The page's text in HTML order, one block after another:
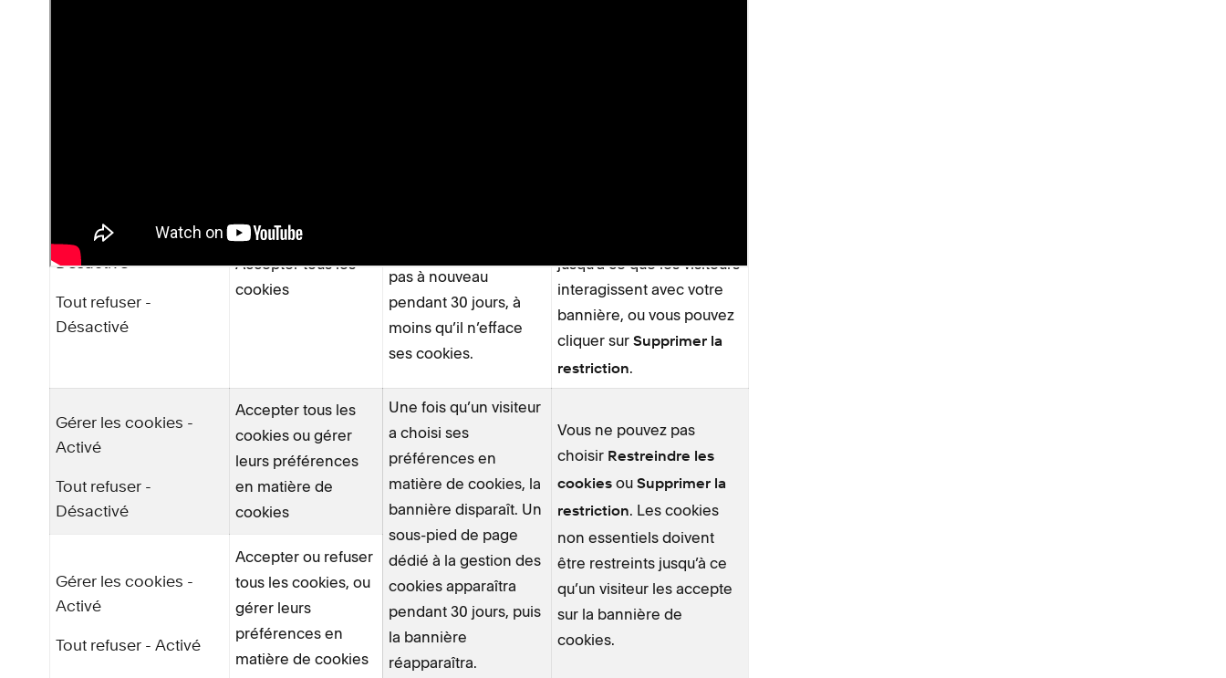
Gérer les cookies -
Désactivé
Tout refuser -
Désactivé
Accepter tous les
cookies
pas à nouveau
pendant 30 jours, à
moins qu’il n’efface
ses cookies.
jusqu’à ce que les visiteurs
interagissent avec votre
bannière, ou vous pouvez
cliquer surSupprimer la
restriction.
Gérer les cookies -
Activé
Tout refuser -
Désactivé
Accepter tous les
cookies ou gérer
leurs préférences
en matière de
cookies
Une fois qu’un visiteur
a choisi ses
préférences en
matière de cookies, la
bannière disparaît. Un
sous-pied de page
dédié à la gestion des
cookies apparaîtra
pendant 30 jours, puis
la bannière
réapparaîtra.
Vous ne pouvez pas
choisir Restreindre les
cookies ouSupprimer la
restriction. Les cookies
non essentiels doivent
être restreints jusqu’à ce
qu’un visiteur les accepte
sur la bannière de
cookies.
Gérer les cookies -
Activé
Tout refuser - Activé
Accepter ou refuser
tous les cookies, ou
gérer leurs
préférences en
matière de cookies